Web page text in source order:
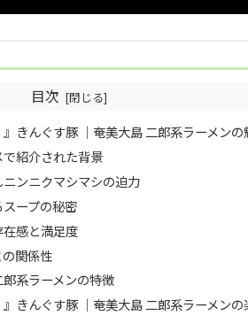
目次
』きんぐす豚 ｜奄美大島 二郎系ラーメンの
紹介された背景
ンニクマシマシの迫力
ープの秘密
感と満足度
関係性
系ラーメンの特徴
』きんぐす豚 ｜奄美大島 二郎系ラーメン